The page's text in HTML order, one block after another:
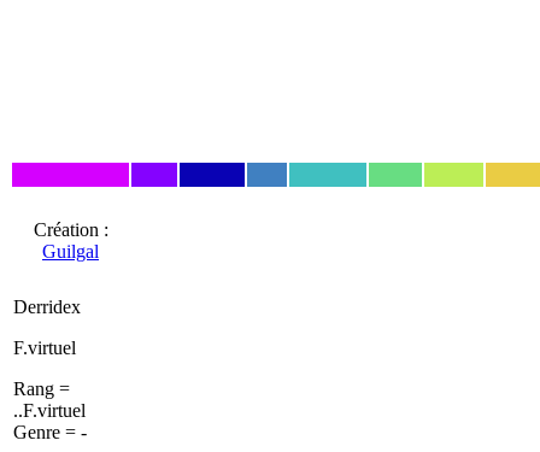
Création :
Guilgal
Derridex
F.virtuel
Rang =
..F.virtuel
Genre = -